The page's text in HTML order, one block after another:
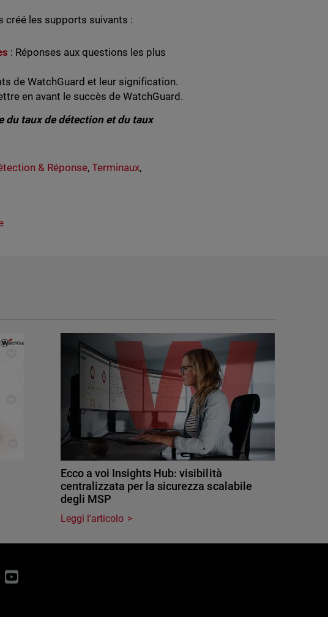
créé les supports suivants :
: Réponses aux questions les plus
de WatchGuard et leur signification.
en avant le succès de WatchGuard.
du taux de détection et du taux
& Réponse,Terminaux,
Ecco a voi Insights Hub: visibilità
centralizzata per la sicurezza scalabile
degli MSP
Leggi l'articolo
YouTube